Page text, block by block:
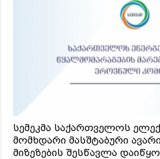
სემეკმა საქართველოს
მომხდარი მასშტაბური
მიზეზების შესწავლა დაიწყო